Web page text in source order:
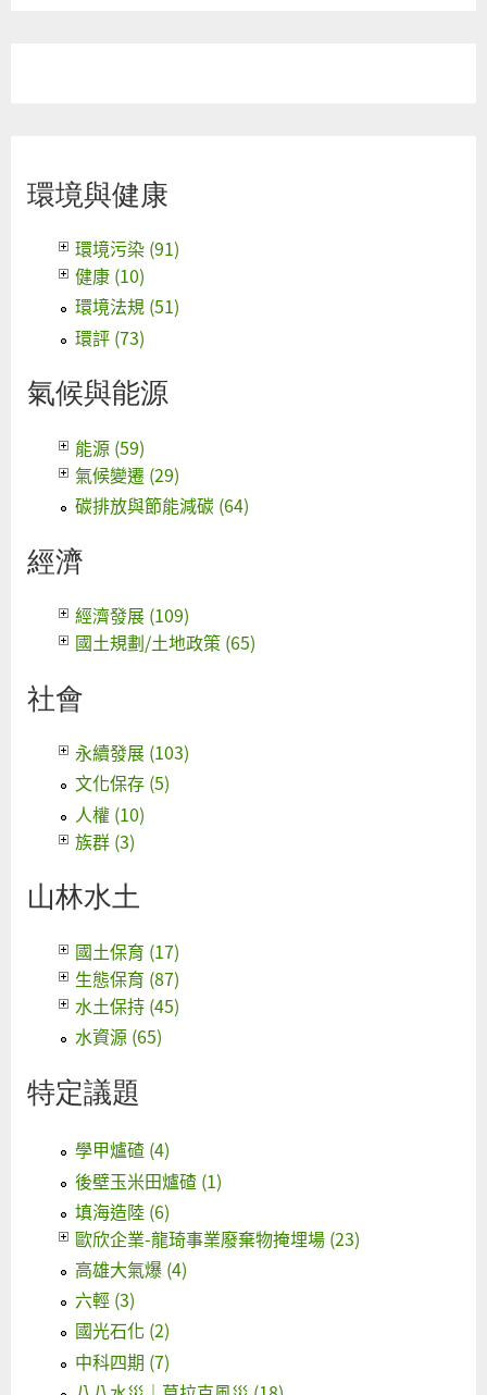
環境與健康
環境污染 (91)
健康 (10)
環境法規 (51)
環評 (73)
氣候與能源
能源 (59)
氣候變遷 (29)
碳排放與節能減碳 (64)
經濟
經濟發展 (109)
國土規劃/土地政策 (65)
社會
永續發展 (103)
文化保存 (5)
人權 (10)
族群 (3)
山林水土
國土保育 (17)
生態保育 (87)
水土保持 (45)
水資源 (65)
特定議題
學甲爐碴 (4)
後壁玉米田爐碴 (1)
填海造陸 (6)
歐欣企業-龍琦事業廢棄物掩埋場 (23)
高雄大氣爆 (4)
六輕 (3)
國光石化 (2)
中科四期 (7)